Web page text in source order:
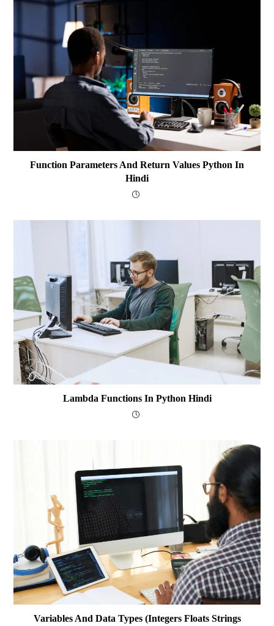
Function Parameters And Return Values Python In
Hindi
Lambda Functions In Python Hindi
Variables And Data Types (integers Floats Strings